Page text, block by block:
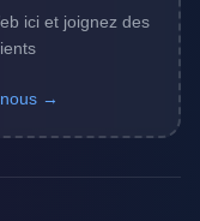
ici et joignez des
→